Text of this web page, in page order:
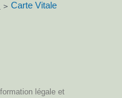
> Carte Vitale
légale et